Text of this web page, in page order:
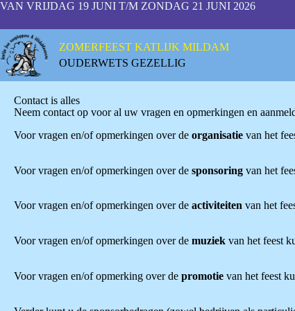
VAN VRIJDAG 19 JUNI T/M ZONDAG 21 JUNI 2026
ZOMERFEEST KATLIJK MILDAM
OUDERWETS GEZELLIG
Contact is alles
Neem contact op voor al uw vragen en opmerkingen en
Voor vragen en/of opmerkingen over de organisatie van het
Voor vragen en/of opmerkingen over de sponsoring van het
Voor vragen en/of opmerkingen over de activiteiten van het
Voor vragen en/of opmerkingen over de muziek van het feest
Voor vragen en/of opmerking over de promotie van het feest